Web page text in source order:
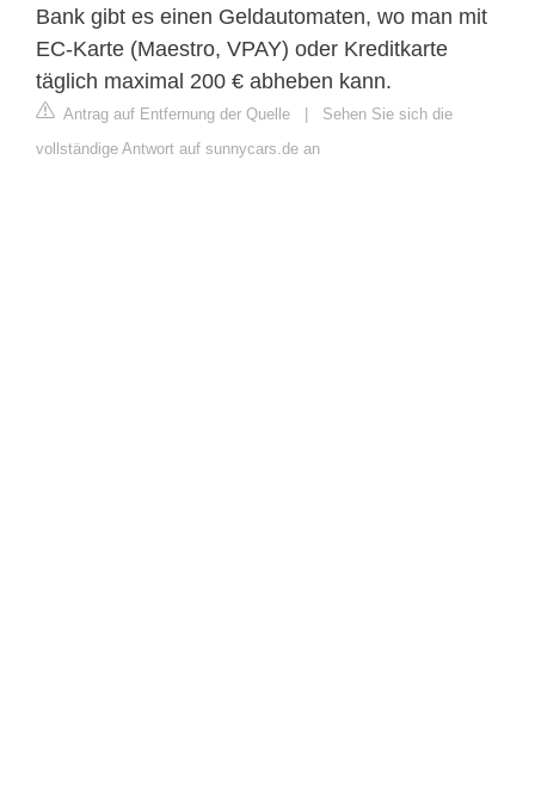
Bank gibt es einen Geldautomaten, wo man mit
EC-Karte (Maestro, VPAY) oder Kreditkarte
täglich maximal 200 € abheben kann.
Antrag auf Entfernung der Quelle | Sehen Sie sich die
vollständige Antwort auf sunnycars.de an